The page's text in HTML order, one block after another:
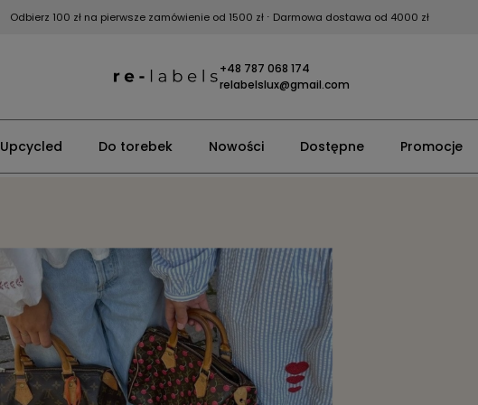
Odbierz 100 zł na pierwsze zamówienie od 1500 zł⋅ Darmowa dostawa od 4000 zł
+48 787 068 174
relabelslux@gmail.com
Upcycled Do torebek Nowości Dostępne Promocje